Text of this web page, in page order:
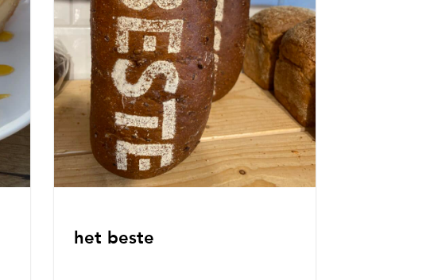
het beste